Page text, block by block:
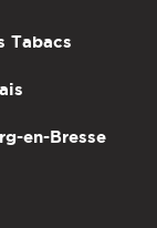
Tabacs
en-Bresse